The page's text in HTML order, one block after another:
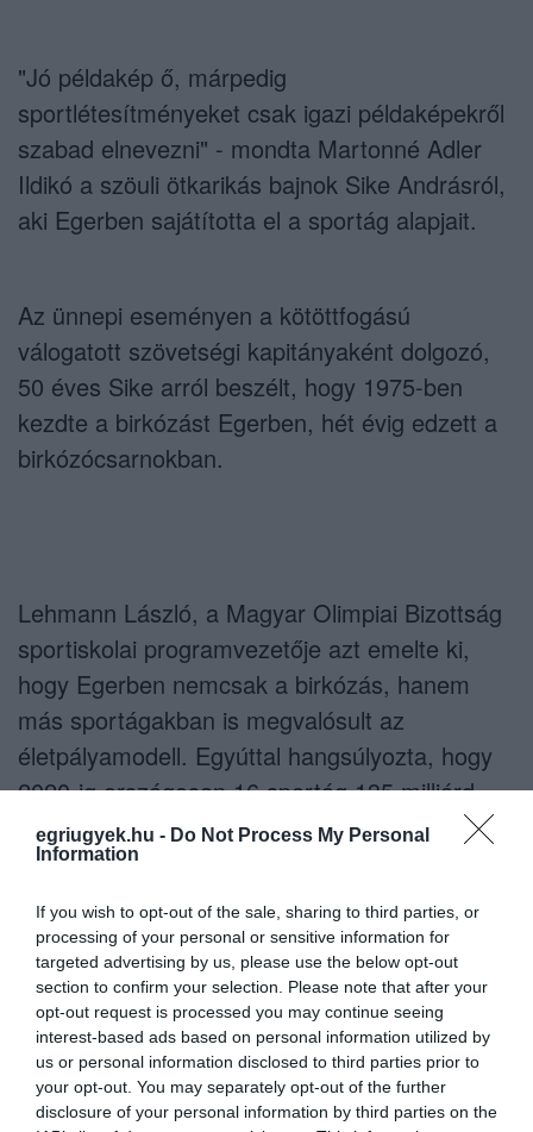
egriugyek.hu - Do Not Process My Personal
Information
If you wish to opt-out of the sale, sharing to third parties, or
processing of your personal or sensitive information for
targeted advertising by us, please use the below opt-out
section to confirm your selection. Please note that after your
opt-out request is processed you may continue seeing
interest-based ads based on personal information utilized by
us or personal information disclosed to third parties prior to
your opt-out. You may separately opt-out of the further
disclosure of your personal information by third parties on the
"Jó példakép ő, márpedig
sportlétesítményeket csak igazi példaképekről
szabad elnevezni" - mondta Martonné Adler
Ildikó a szöuli ötkarikás bajnok Sike Andrásról,
aki Egerben sajátította el a sportág alapjait.
Az ünnepi eseményen a kötöttfogású
válogatott szövetségi kapitányaként dolgozó,
50 éves Sike arról beszélt, hogy 1975-ben
kezdte a birkózást Egerben, hét évig edzett a
birkózócsarnokban.
Lehmann László, a Magyar Olimpiai Bizottság
sportiskolai programvezetője azt emelte ki,
hogy Egerben nemcsak a birkózás, hanem
más sportágakban is megvalósult az
életpályamodell. Egyúttal hangsúlyozta, hogy
2020-ig országosan 16 sportág 135 milliárd
forint támogatáshoz jut, ami a birkózás
esetében évi több százmillió forintot jelent.
Ne maradjon le a legfrissebb hírekről, kövessen
bennünket az EGRI ÜGYEK Google Hírek oldalán!
VISSZA A FŐOLDALRA